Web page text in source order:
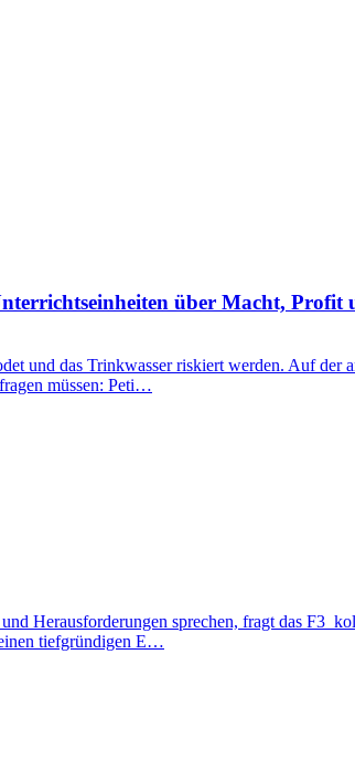
über Macht, Profit
und das Trinkwasser riskiert werden. Auf
müssen: Peti…
Herausforderungen sprechen, fragt das
tiefgründigen E…